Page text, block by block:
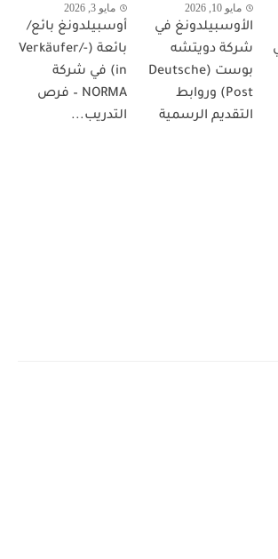
مايو 10, 2026
الأوسبيلدونغ في
شركة دويتشه
بوست (Deutsche
Post) وروابط
التقديم الرسمية
مايو 3, 2026
أوسبيلدونغ بائع/
بائعة (Verkäufer/-
in) في شركة
NORMA – فرص
التدريب...